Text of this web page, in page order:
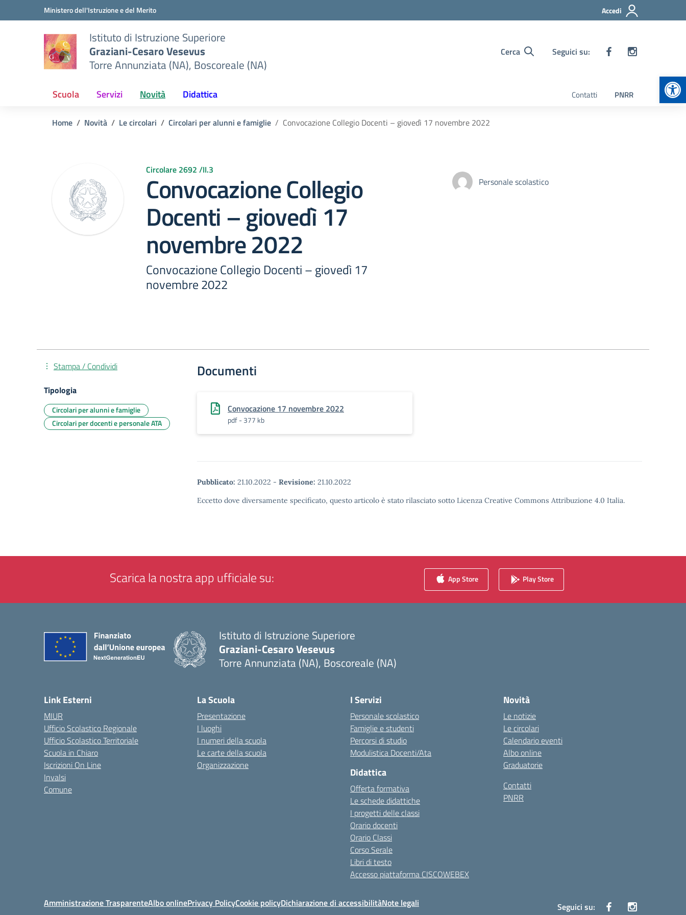
Vai ai contenuti
Vai al menu di navigazioneMinistero dell'Istruzione e del Merito Accedi
Istituto di Istruzione Superiore
Graziani-Cesaro Vesevus
Torre Annunziata (NA), Boscoreale (NA)
Cerca Seguici su:
Scuola Servizi Novità Didattica Contatti PNRR
Home Novità Le circolari Circolari per alunni e famiglie Convocazione Collegio Docenti – giovedì 17 novembre 2022
Circolare 2692 /II.3
Convocazione Collegio
Docenti – giovedì 17
novembre 2022
Convocazione Collegio Docenti – giovedì 17
novembre 2022
Personale scolastico
Documenti
Convocazione 17 novembre 2022
pdf - 377 kb
Pubblicato: 21.10.2022 - Revisione: 21.10.2022
Eccetto dove diversamente specificato, questo articolo è stato rilasciato sotto Licenza Creative Commons Attribuzione 4.0 Italia.
Stampa / Condividi
Tipologia
Circolari per alunni e famiglie
Circolari per docenti e personale ATA
Scarica la nostra app ufficiale su: App Store Play Store
Istituto di Istruzione Superiore
Graziani-Cesaro Vesevus
Torre Annunziata (NA), Boscoreale (NA)
Link Esterni
MIUR
Ufficio Scolastico Regionale
Ufficio Scolastico Territoriale
Scuola in Chiaro
Iscrizioni On Line
Invalsi
Comune
La Scuola
Presentazione
I luoghi
I numeri della scuola
Le carte della scuola
Organizzazione
I Servizi
Personale scolastico
Famiglie e studenti
Percorsi di studio
Modulistica Docenti/Ata
Didattica
Offerta formativa
Le schede didattiche
I progetti delle classi
Orario docenti
Orario Classi
Corso Serale
Libri di testo
Accesso piattaforma CISCOWEBEX
Novità
Le notizie
Le circolari
Calendario eventi
Albo online
Graduatorie
Contatti
PNRR
Amministrazione TrasparenteAlbo onlinePrivacy PolicyCookie policyDichiarazione di accessibilitàNote legali Seguici su: